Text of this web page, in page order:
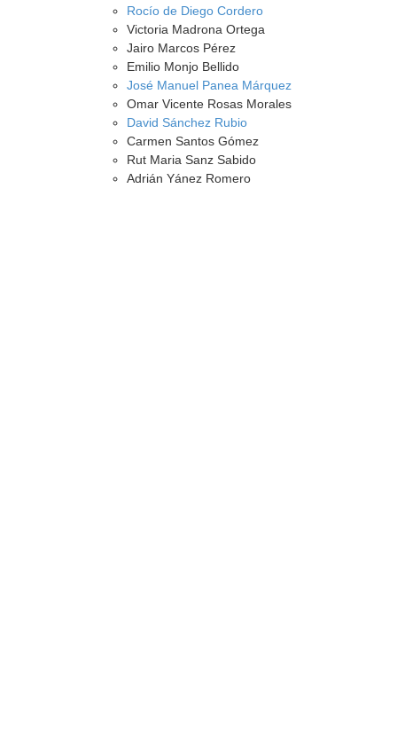
Rocío de Diego Cordero
Victoria Madrona Ortega
Jairo Marcos Pérez
Emilio Monjo Bellido
José Manuel Panea Márquez
Omar Vicente Rosas Morales
David Sánchez Rubio
Carmen Santos Gómez
Rut Maria Sanz Sabido
Adrián Yánez Romero